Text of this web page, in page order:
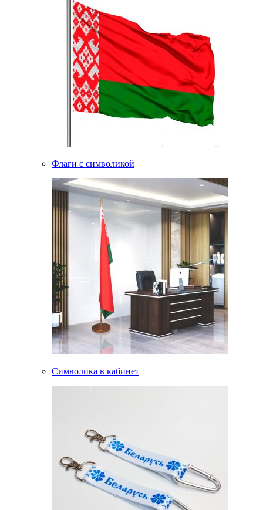
Флаги с символикой
Символика в кабинет